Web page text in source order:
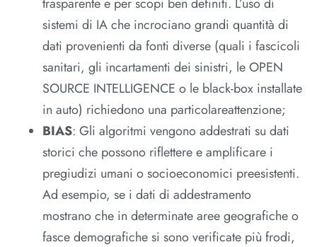
sistemi di IA che incrociano grandi quantità di
dati provenienti da fonti diverse (quali i fascicoli
sanitari, gli incartamenti dei sinistri, le OPEN
SOURCE INTELLIGENCE o le black-box installate
in auto) richiedono una particolareattenzione;
BIAS: Gli algoritmi vengono addestrati su dati
storici che possono riflettere e amplificare i
pregiudizi umani o socioeconomici preesistenti.
Ad esempio, se i dati di addestramento
mostrano che in determinate aree geografiche o
fasce demografiche si sono verificate più frodi,